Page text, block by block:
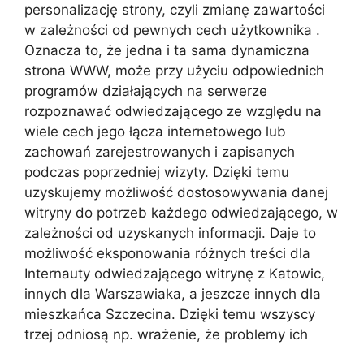
personalizację strony, czyli zmianę zawartości
w zależności od pewnych cech użytkownika .
Oznacza to, że jedna i ta sama dynamiczna
strona WWW, może przy użyciu odpowiednich
programów działających na serwerze
rozpoznawać odwiedzającego ze względu na
wiele cech jego łącza internetowego lub
zachowań zarejestrowanych i zapisanych
podczas poprzedniej wizyty. Dzięki temu
uzyskujemy możliwość dostosowywania danej
witryny do potrzeb każdego odwiedzającego, w
zależności od uzyskanych informacji. Daje to
możliwość eksponowania różnych treści dla
Internauty odwiedzającego witrynę z Katowic,
innych dla Warszawiaka, a jeszcze innych dla
mieszkańca Szczecina. Dzięki temu wszyscy
trzej odniosą np. wrażenie, że problemy ich